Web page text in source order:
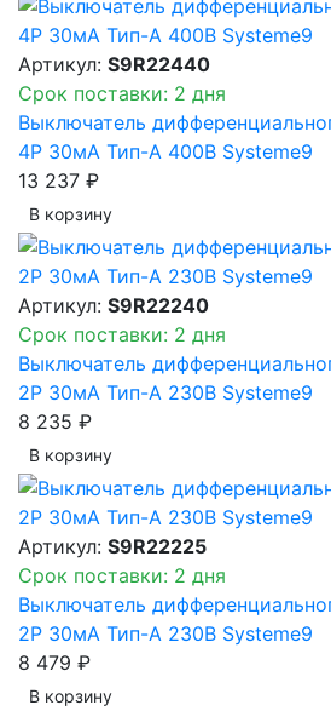
Артикул: S9R22440
Срок поставки: 2 дня
Выключатель
4P 30мА Тип-A 400В Systeme9
13 237 ₽
В корзинy
Артикул: S9R22240
Срок поставки: 2 дня
Выключатель
2P 30мА Тип-A 230В Systeme9
8 235 ₽
В корзинy
Артикул: S9R22225
Срок поставки: 2 дня
Выключатель
2P 30мА Тип-A 230В Systeme9
8 479 ₽
В корзинy